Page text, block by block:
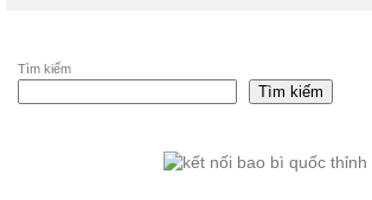
Tìm kiếm
Tìm kiếm